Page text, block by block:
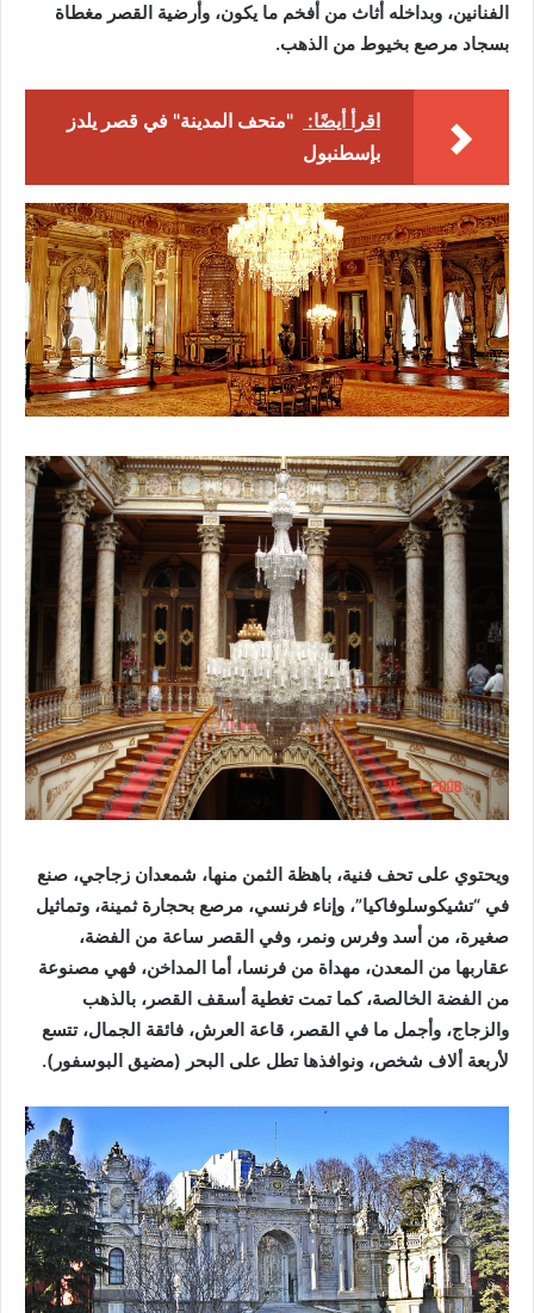
الفنانين، وبداخله أثاث من أفخم ما يكون، وأرضية القصر مغطاة
بسجاد مرصع بخيوط من الذهب.
اقرأ أيضًا:
"متحف المدينة" في قصر يلدز
بإسطنبول
ويحتوي على تحف فنية، باهظة الثمن منها، شمعدان زجاجي، صنع
في “تشيكوسلوفاكيا”، وإناء فرنسي، مرصع بحجارة ثمينة، وتماثيل
صغيرة، من أسد وفرس ونمر، وفي القصر ساعة من الفضة،
عقاربها من المعدن، مهداة من فرنسا، أما المداخن، فهي مصنوعة
من الفضة الخالصة، كما تمت تغطية أسقف القصر، بالذهب
والزجاج، وأجمل ما في القصر، قاعة العرش، فائقة الجمال، تتسع
لأربعة ألاف شخص، ونوافذها تطل على البحر (مضيق البوسفور).